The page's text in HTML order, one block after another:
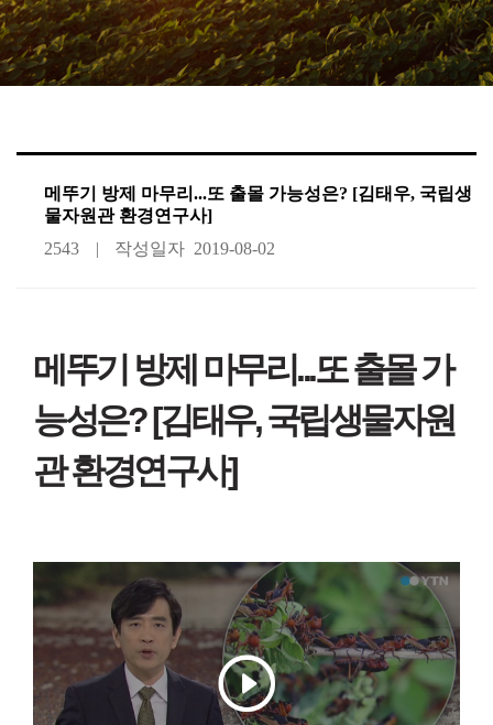
메뚜기 방제 마무리...또 출몰 가능성은? [김태우, 국립생
물자원관 환경연구사]
2543
작성일자 2019-08-02
메뚜기 방제 마무리...또 출몰 가
능성은?[김태우, 국립생물자원
관 환경연구사]